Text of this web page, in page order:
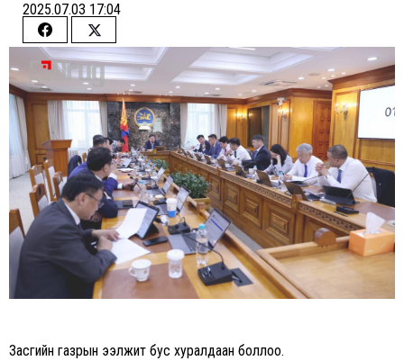
2025.07.03 17:04
Share
on
Facebook
Share
on
Twitter
Засгийн газрын ээлжит бус хуралдаан боллоо.